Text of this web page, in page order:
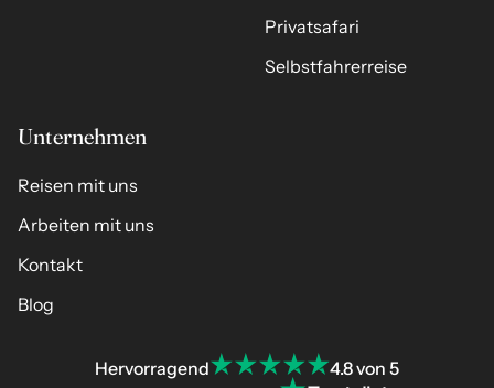
Privatsafari
Selbstfahrerreise
Unternehmen
Reisen mit uns
Arbeiten mit uns
Kontakt
Blog
Hervorragend
4.8 von 5